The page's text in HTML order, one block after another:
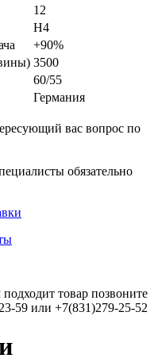
12
H4
+90%
3500
60/55
Германия
вас вопрос по
обязательно
товар позвоните
59 или +7(831)279-25-52